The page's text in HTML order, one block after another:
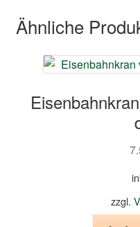
Ähnliche
zzgl.